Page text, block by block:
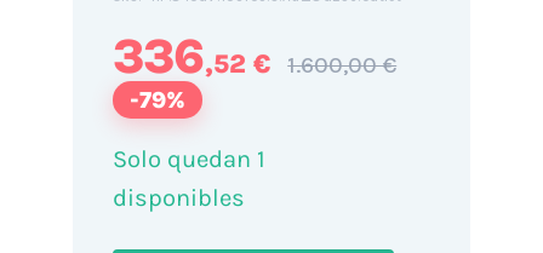
336,52 € 1.600,00 €
-79%
Solo quedan 1
disponibles